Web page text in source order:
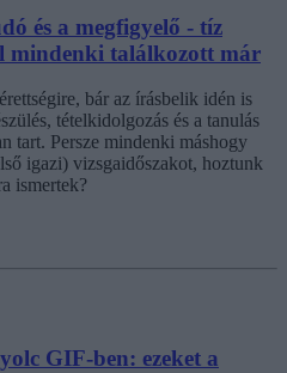
és a megfigyelő - tíz
mindenki találkozott már
bár az írásbelik idén is
tételkidolgozás és a tanulás
tart. Persze mindenki máshogy
igazi) vizsgaidőszakot, hoztunk
ismertek?
GIF-ben: ezeket a